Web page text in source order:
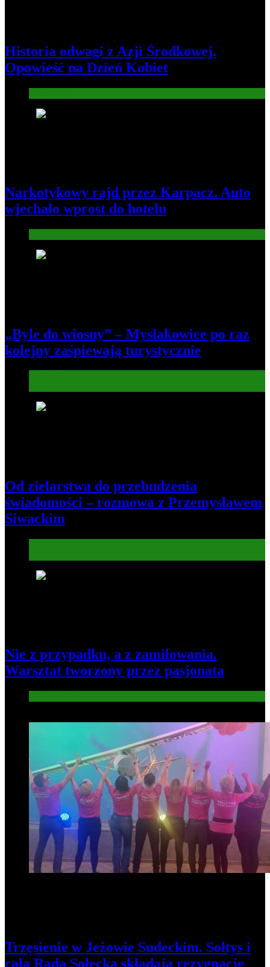
Historia odwagi z Azji Środkowej.
Opowieść na Dzień Kobiet
Narkotykowy rajd przez Karpacz. Auto
wjechało wprost do hotelu
„Byle do wiosny” – Mysłakowice po raz
kolejny zaśpiewają turystycznie
Od zielarstwa do przebudzenia
świadomości – rozmowa z Przemysławem
Siwackim
Nie z przypadku, a z zamiłowania.
Warsztat tworzony przez pasjonata
Trzęsienie w Jeżowie Sudeckim. Sołtys i
cała Rada Sołecka składają rezygnację